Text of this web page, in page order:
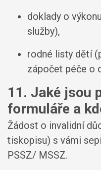
doklady o
služby),
rodné listy dětí
zápočet péče o
11. Jaké jsou
formuláře a
Žádost o invalidní
tiskopisu) s vámi
PSSZ/ MSSZ.